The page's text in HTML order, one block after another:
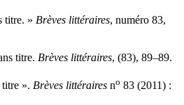
titre. » Brèves littéraires, numéro 83,
titre. Brèves littéraires, (83), 89–89.
». Brèves littéraires no 83 (2011) :